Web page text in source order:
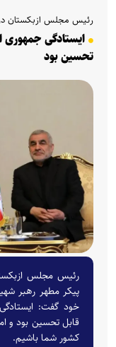
رئیس مجلس ازبکستان در
تحسین بود
رئیس مجلس
پیکر مطهر رهبر
قابل تحسین بود و
کشور شما باشیم.